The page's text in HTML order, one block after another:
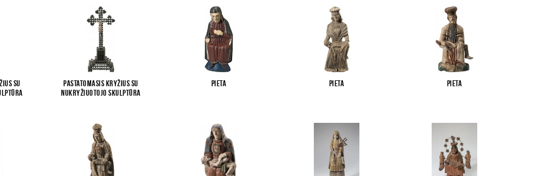
su
Pastatomasis kryžius su
Nukryžiuotojo skulptūra
Pieta Pieta Pieta